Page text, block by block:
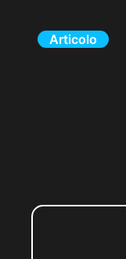
Articolo